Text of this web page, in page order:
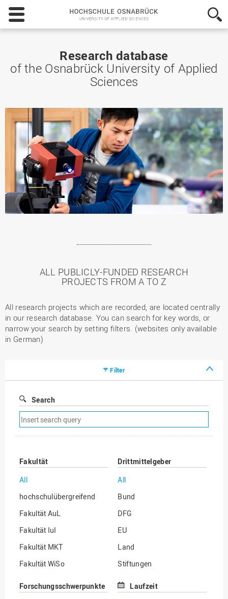
Hochschule
Osnabrück
-
Sciences
Research database
of the Osnabrück University of Applied
Sciences
ALL PUBLICLY-FUNDED RESEARCH
PROJECTS FROM A TO Z
All research projects which are recorded, are located centrally
in our research database. You can search for key words, or
narrow your search by setting filters. (websites only available
in German)
Filter
Search
Remove
search
filter
Fakultät
All
hochschulübergreifend
Fakultät AuL
Fakultät IuI
Fakultät MKT
Fakultät WiSo
Drittmittelgeber
All
Bund
DFG
EU
Land
Stiftungen
Sonstige
Forschungsschwerpunkte
Laufzeit